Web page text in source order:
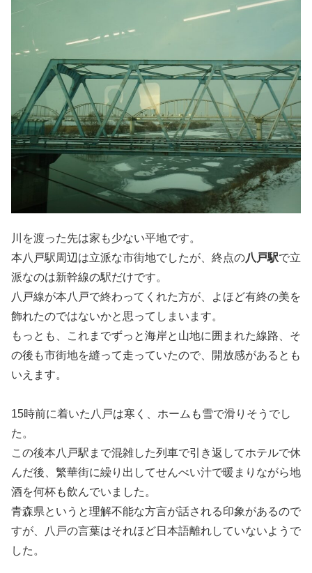
川を渡った先は家も少ない平地です。
本八戸駅周辺は立派な市街地でしたが、終点の八戸駅で立
派なのは新幹線の駅だけです。
八戸線が本八戸で終わってくれた方が、よほど有終の美を
飾れたのではないかと思ってしまいます。
もっとも、これまでずっと海岸と山地に囲まれた線路、そ
の後も市街地を縫って走っていたので、開放感があるとも
いえます。
15時前に着いた八戸は寒く、ホームも雪で滑りそうでし
た。
この後本八戸駅まで混雑した列車で引き返してホテルで休
んだ後、繁華街に繰り出してせんべい汁で暖まりながら地
酒を何杯も飲んでいました。
青森県というと理解不能な方言が話される印象があるので
すが、八戸の言葉はそれほど日本語離れしていないようで
した。